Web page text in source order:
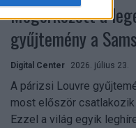
Megérkezett a
gyűjtemény a
Digital Center 2026. július 23.
A párizsi Louvre
most először csatlakozik
Ezzel a világ egyik